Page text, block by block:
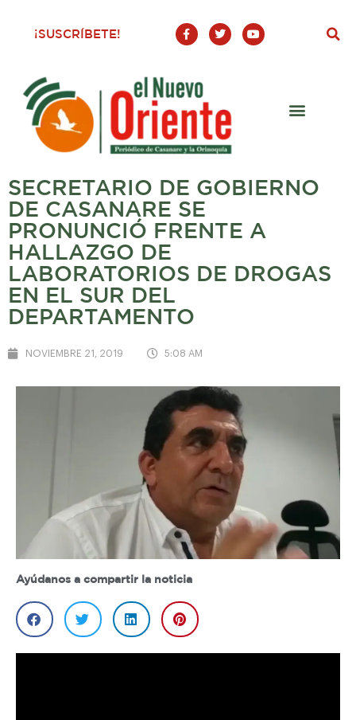
¡SUSCRÍBETE!
F
a
c
o
o
-
T
w
i
Y
o
u
SECRETARIO DE GOBIERNO
DE CASANARE SE
PRONUNCIÓ FRENTE A
HALLAZGO DE
LABORATORIOS DE DROGAS
EN EL SUR DEL
DEPARTAMENTO
NOVIEMBRE 21, 2019 5:08 AM
Ayúdanos a compartir la noticia